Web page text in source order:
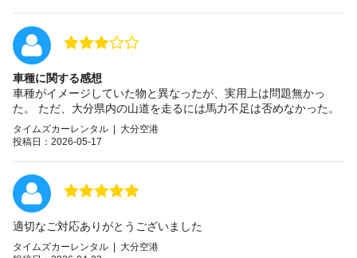
車種に関する感想
車種がイメージしていた物と異なったが、実用上は問題無かっ
た。 ただ、大分県内の山道を走るには馬力不足は否めなかった。
タイムズカーレンタル | 大分空港
投稿日：2026-05-17
適切なご対応ありがとうございました
タイムズカーレンタル | 大分空港